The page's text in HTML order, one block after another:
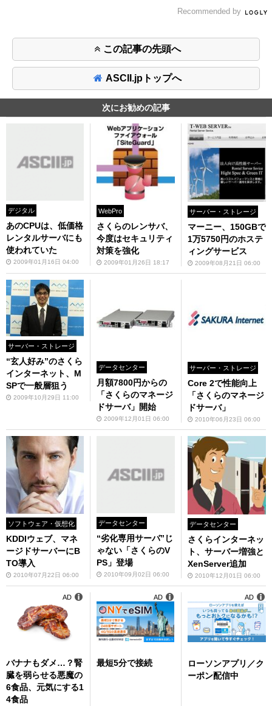
Recommended by
この記事の先頭へ
ASCII.jpトップへ
次にお勧めの記事
デジタル
あのCPUは、低価格
レンタルサーバにも
使われていた
2009年01月16日 04:00
WebPro
さくらのレンサバ、
今度はセキュリティ
対策を強化
2009年01月26日 18:17
サーバー・ストレージ
マーニー、150GBで
1万5750円のホステ
ィングサービス
2009年08月21日 06:00
サーバー・ストレージ
“玄人好み”のさくら
インターネット、M
SPで一般層狙う
2009年10月29日 11:00
データセンター
月額7800円からの
「さくらのマネージ
ドサーバ」開始
2009年12月01日 06:00
サーバー・ストレージ
Core 2で性能向上
「さくらのマネージ
ドサーバ」
2010年06月23日 06:00
ソフトウェア・仮想化
KDDIウェブ、マネ
ージドサーバーにB
TO導入
2010年07月22日 06:00
データセンター
“劣化専用サーバ”じ
ゃない「さくらのV
PS」登場
2010年09月02日 06:00
データセンター
さくらインターネッ
ト、サーバー増強と
XenServer追加
2010年12月01日 06:00
バナナもダメ…？腎
臓を弱らせる悪魔の
6食品、元気にする1
4食品
AD
最短5分で接続
AD
ローソンアプリ／ク
ーポン配信中
AD